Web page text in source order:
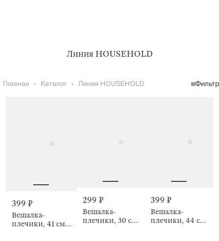
Линия HOUSEHOLD
Главная Каталог Линия HOUSEHOLD Фильтр
399 ₽
Вешалка-
плечики, 41 см,
299 ₽
Вешалка-
плечики, 30 см,
399 ₽
Вешалка-
плечики, 44 см,